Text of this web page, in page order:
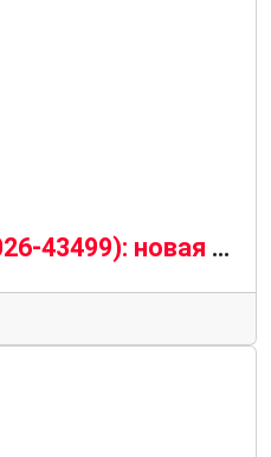
GhostLock (CVE-2026-43499): новая опасная уязвимость ядра Linux и риск локального получения root-доступа